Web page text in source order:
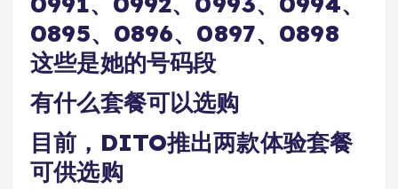
0895、0896、0897、0898
这些是她的号码段
有什么套餐可以选购
目前，DITO推出两款体验套餐
可供选购